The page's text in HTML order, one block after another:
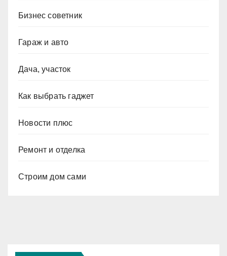
Бизнес советник
Гараж и авто
Дача, участок
Как выбрать гаджет
Новости плюс
Ремонт и отделка
Строим дом сами